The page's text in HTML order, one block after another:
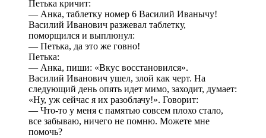
Петька кричит:
— Анка, таблетку номер 6 Василий Иванычу!
Василий Иванович разжевал таблетку,
поморщился и выплюнул:
— Петька, да это же говно!
Петька:
— Анка, пиши: «Вкус восстановился».
Василий Иванович ушел, злой как черт. На
следующий день опять идет мимо, заходит, думает:
«Ну, уж сейчас я их разоблачу!». Говорит:
— Что-то у меня с памятью совсем плохо стало,
все забываю, ничего не помню. Можете мне
помочь?